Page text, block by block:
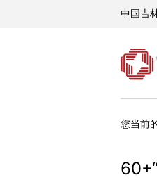
您当前